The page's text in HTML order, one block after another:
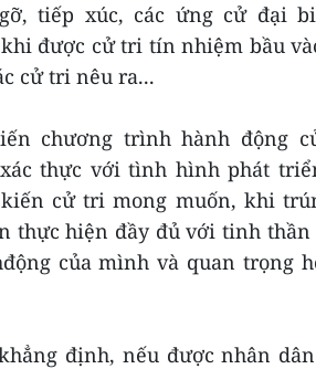
tiếp xúc, các ứng cử đại
được cử tri tín nhiệm bầu
cử tri nêu ra...
chương trình hành động
thực với tình hình phát
cử tri mong muốn, khi
thực hiện đầy đủ với tinh
của mình và quan trọng
định, nếu được nhân